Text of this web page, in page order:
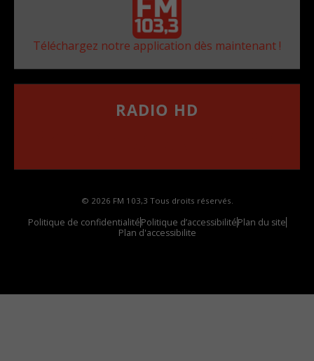
Téléchargez notre application dès maintenant !
RADIO HD
© 2026 FM 103,3 Tous droits réservés.
Politique de confidentialitéPolitique d’accessibilitéPlan du site
Plan d'accessibilite